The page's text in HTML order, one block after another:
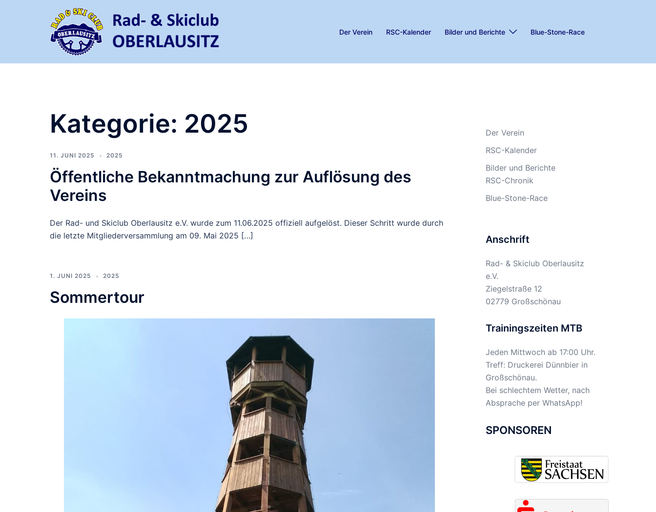
Der Verein RSC-Kalender Bilder und Berichte Blue-Stone-Race
Kategorie: 2025
11. JUNI 2025 2025
Öffentliche Bekanntmachung zur Auflösung des
Vereins
Der Rad- und Skiclub Oberlausitz e.V. wurde zum 11.06.2025 offiziell aufgelöst. Dieser Schritt wurde durch
die letzte Mitgliederversammlung am 09. Mai 2025 […]
1. JUNI 2025 2025
Sommertour
Der Verein
RSC-Kalender
Bilder und Berichte
RSC-Chronik
Blue-Stone-Race
Anschrift
Rad- & Skiclub Oberlausitz
e.V.
Ziegelstraße 12
02779 Großschönau
Trainingszeiten MTB
Jeden Mittwoch ab 17:00 Uhr.
Treff: Druckerei Dünnbier in
Großschönau.
Bei schlechtem Wetter, nach
Absprache per WhatsApp!
SPONSOREN